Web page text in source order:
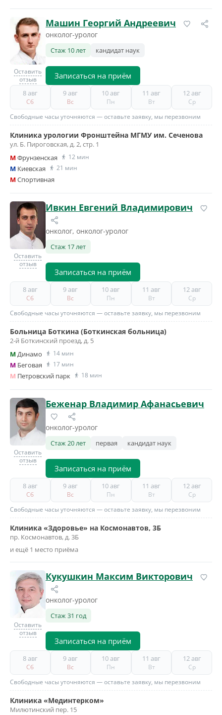
Оставить
отзыв
Машин Георгий Андреевич
онколог-уролог
Стаж 10 лет кандидат наук
Записаться на приём
8 авг
Сб
9 авг
Вс
10 авг
Пн
11 авг
Вт
12 авг
Ср
Свободные часы уточняются — оставьте заявку, мы перезвоним
Клиника урологии Фронштейна МГМУ им. Сеченова
ул. Б. Пироговская, д. 2, стр. 1
MФрунзенская 12 мин
M Киевская 21 мин
MСпортивная
Оставить
отзыв
Ивкин Евгений Владимирович
онколог, онколог-уролог
Стаж 17 лет
Записаться на приём
8 авг
Сб
9 авг
Вс
10 авг
Пн
11 авг
Вт
12 авг
Ср
Свободные часы уточняются — оставьте заявку, мы перезвоним
Больница Боткина (Боткинская больница)
2-й Боткинский проезд, д. 5
MДинамо 14 мин
M Беговая 17 мин
M Петровский парк 18 мин
Оставить
отзыв
Беженар Владимир Афанасьевич
онколог-уролог
Стаж 20 лет первая кандидат наук
Записаться на приём
8 авг
Сб
9 авг
Вс
10 авг
Пн
11 авг
Вт
12 авг
Ср
Свободные часы уточняются — оставьте заявку, мы перезвоним
Клиника «Здоровье» на Космонавтов, 3Б
пр. Космонавтов, д. 3Б
и ещё 1 место приёма
Оставить
отзыв
Кукушкин Максим Викторович
онколог-уролог
Стаж 31 год
Записаться на приём
8 авг
Сб
9 авг
Вс
10 авг
Пн
11 авг
Вт
12 авг
Ср
Свободные часы уточняются — оставьте заявку, мы перезвоним
Клиника «Мединтерком»
Милютинский пер. 15